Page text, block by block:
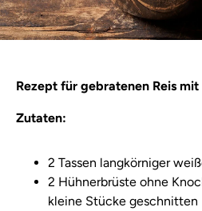
Rezept für gebratenen Reis mit
Zutaten:
2 Tassen langkörniger
2 Hühnerbrüste ohne
kleine Stücke geschnitten